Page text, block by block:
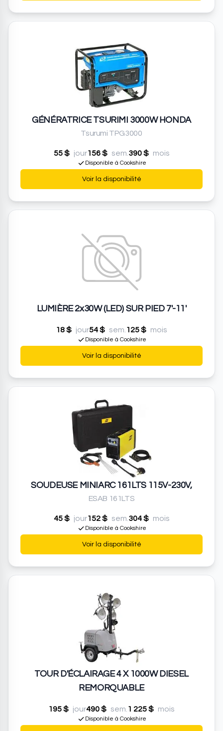
GÉNÉRATRICE TSURIMI 3000W HONDA
Tsurumi TPG3000
55 $ jour156 $ sem. 390 $ mois
Disponible à Cookshire
Voir la disponibilité
LUMIÈRE 2x30W (LED) SUR PIED 7'-11'
18 $ jour54 $ sem. 125 $ mois
Disponible à Cookshire
Voir la disponibilité
SOUDEUSE MINIARC 161LTS 115V-230V,
ESAB 161LTS
45 $ jour152 $ sem. 304 $ mois
Disponible à Cookshire
Voir la disponibilité
TOUR D'ÉCLAIRAGE 4 X 1000W DIESEL
REMORQUABLE
195 $ jour490 $ sem. 1 225 $ mois
Disponible à Cookshire